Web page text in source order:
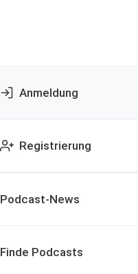
Anmeldung
Registrierung
Podcast-News
Finde Podcasts